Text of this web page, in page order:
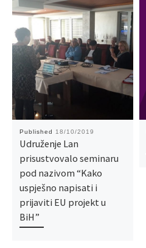
Published 18/10/2019
Udruženje Lan
prisustvovalo seminaru
pod nazivom “Kako
uspješno napisati i
prijaviti EU projekt u
BiH”